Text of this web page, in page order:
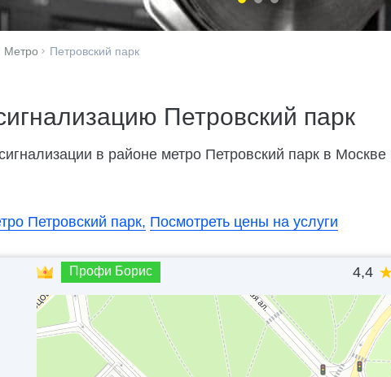
Метро Петровский парк
Петровский парк
в районе метро Петровский парк в
Петровский парк, Посмотреть цены на услуги
Профи Борис 4,4